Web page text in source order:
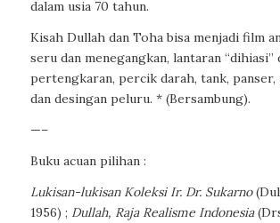
dalam usia 70 tahun.
Kisah Dullah dan Toha bisa menjadi film
seru dan menegangkan, lantaran
pertengkaran, percik darah, tank, panser,
dan desingan peluru. * (Bersambung).
—–
Buku acuan pilihan :
Lukisan-lukisan Koleksi Ir. Dr. Sukarno
1956) ; Dullah, Raja Realisme Indonesia